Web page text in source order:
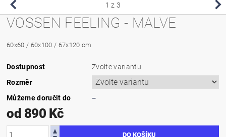
1 z 3
VOSSEN FEELING - MALVE
60x60 / 60x100 / 67x120 cm
Dostupnost
Zvolte variantu
Rozměr
Můžeme doručit do
–
od 890 Kč